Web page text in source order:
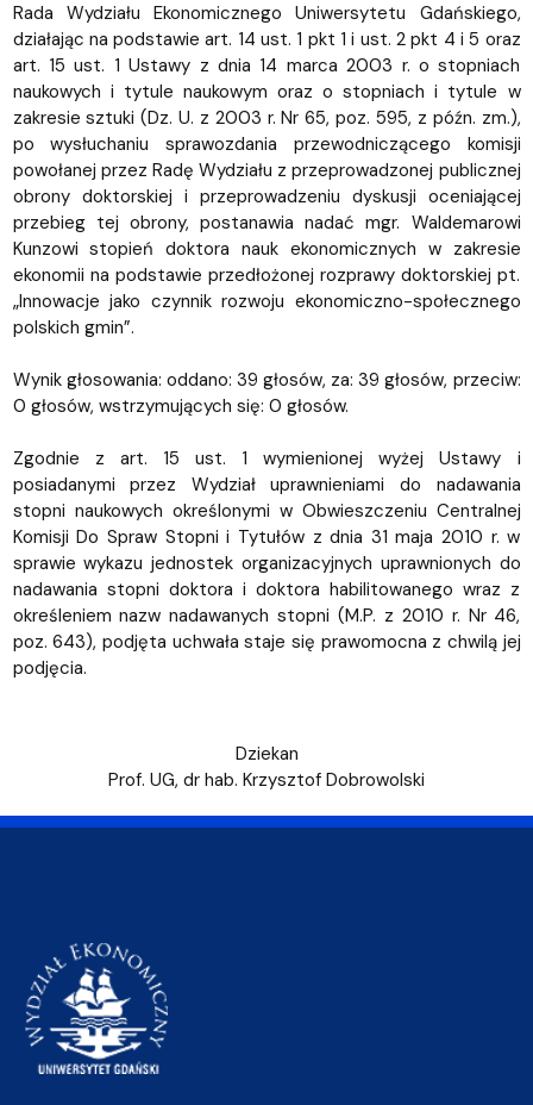
Rada Wydziału Ekonomicznego Uniwersytetu Gdańskiego,
działając na podstawie art. 14 ust. 1 pkt 1 i ust. 2 pkt 4 i 5 oraz
art. 15 ust. 1 Ustawy z dnia 14 marca 2003 r. o stopniach
naukowych i tytule naukowym oraz o stopniach i tytule w
zakresie sztuki (Dz. U. z 2003 r. Nr 65, poz. 595, z późn. zm.),
po wysłuchaniu sprawozdania przewodniczącego komisji
powołanej przez Radę Wydziału z przeprowadzonej publicznej
obrony doktorskiej i przeprowadzeniu dyskusji oceniającej
przebieg tej obrony, postanawia nadać mgr. Waldemarowi
Kunzowi stopień doktora nauk ekonomicznych w zakresie
ekonomii na podstawie przedłożonej rozprawy doktorskiej pt.
„Innowacje jako czynnik rozwoju ekonomiczno-społecznego
polskich gmin”.
Wynik głosowania: oddano: 39 głosów, za: 39 głosów, przeciw:
0 głosów, wstrzymujących się: 0 głosów.
Zgodnie z art. 15 ust. 1 wymienionej wyżej Ustawy i
posiadanymi przez Wydział uprawnieniami do nadawania
stopni naukowych określonymi w Obwieszczeniu Centralnej
Komisji Do Spraw Stopni i Tytułów z dnia 31 maja 2010 r. w
sprawie wykazu jednostek organizacyjnych uprawnionych do
nadawania stopni doktora i doktora habilitowanego wraz z
określeniem nazw nadawanych stopni (M.P. z 2010 r. Nr 46,
poz. 643), podjęta uchwała staje się prawomocna z chwilą jej
podjęcia.
Dziekan
Prof. UG, dr hab. Krzysztof Dobrowolski